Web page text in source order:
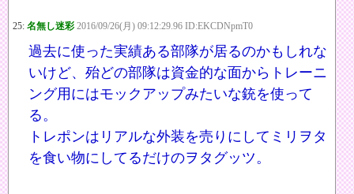
25: 名無し迷彩 2016/09/26(月) 09:12:29.96 ID:EKCDNpmT0
過去に使った実績ある部隊が居るのかもしれな
いけど、殆どの部隊は資金的な面からトレーニ
ング用にはモックアップみたいな銃を使って
る。
トレポンはリアルな外装を売りにしてミリヲタ
を食い物にしてるだけのヲタグッツ。